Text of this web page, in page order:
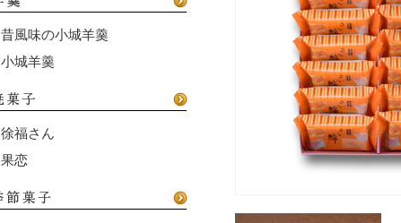
昔風味の小城羊羹
小城羊羹
徐福さん
果恋